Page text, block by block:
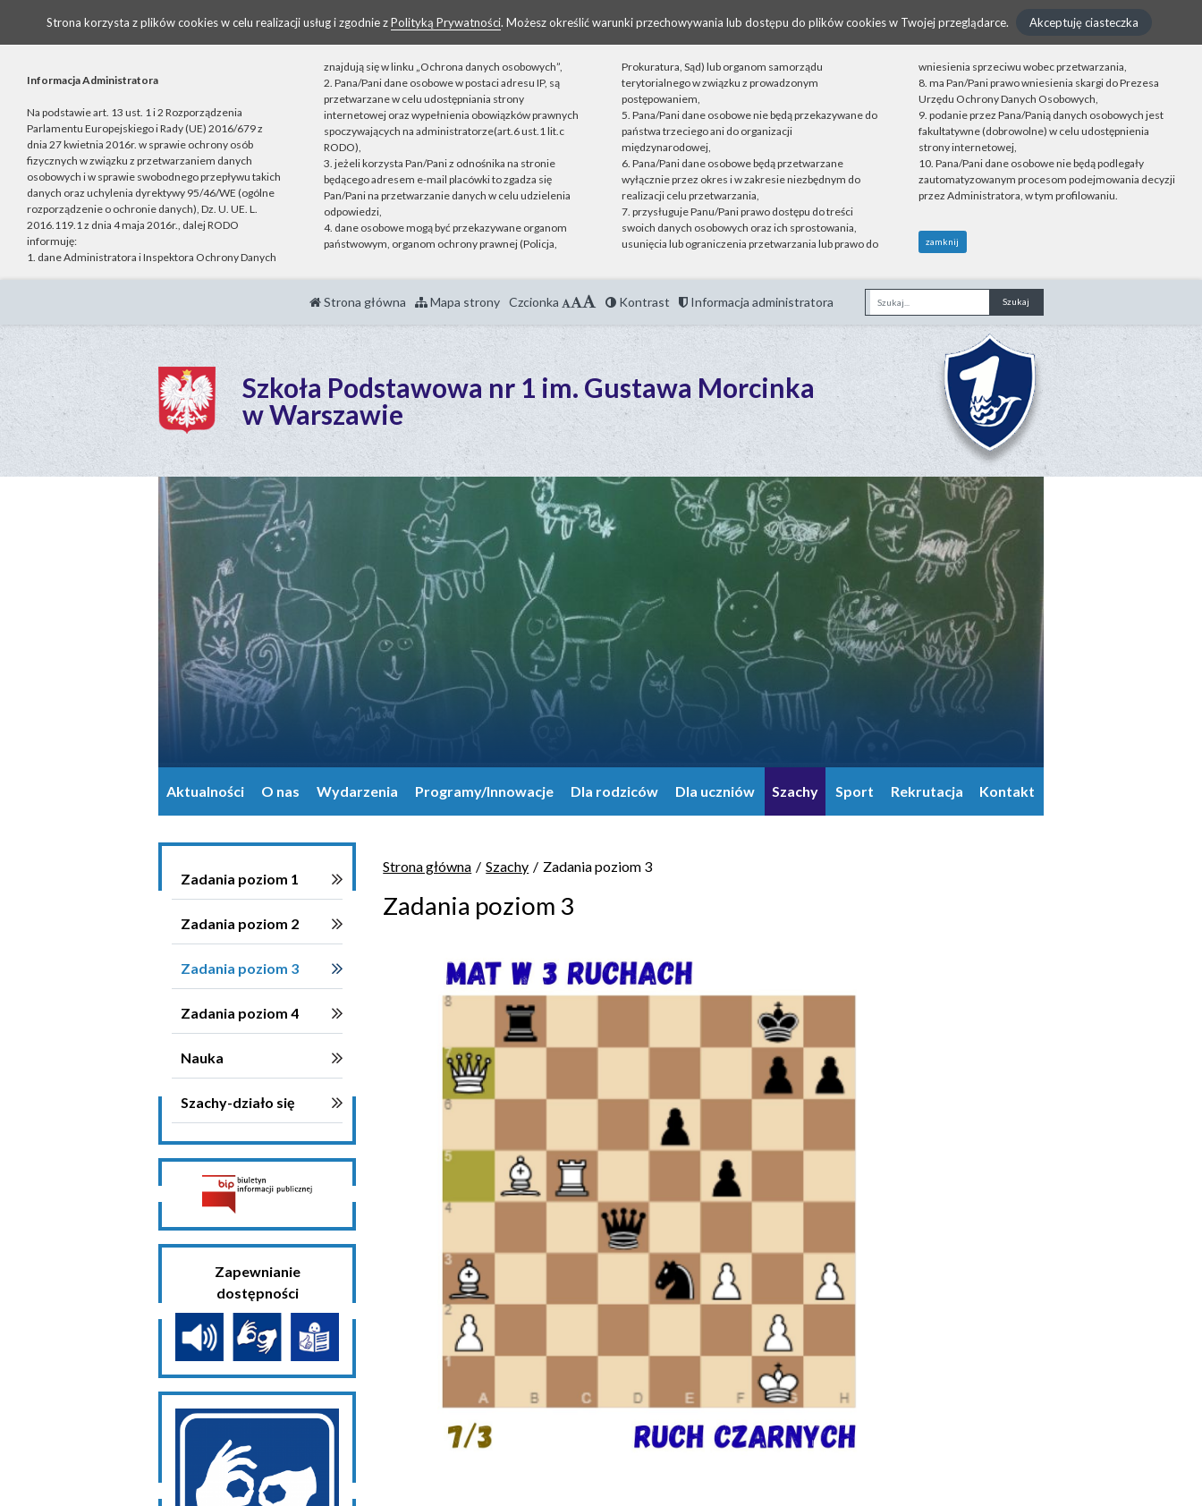
Strona korzysta z plików cookies w celu realizacji usług i zgodnie zPolityką Prywatności. Możesz określić warunki przechowywania lub dostępu do plików cookies w Twojej przeglądarce. Akceptuję ciasteczka
Informacja Administratora
Na podstawie art. 13 ust. 1 i 2 Rozporządzenia
Parlamentu Europejskiego i Rady (UE) 2016/679 z
dnia 27 kwietnia 2016r. w sprawie ochrony osób
fizycznych w związku z przetwarzaniem danych
osobowych i w sprawie swobodnego przepływu takich
danych oraz uchylenia dyrektywy 95/46/WE (ogólne
rozporządzenie o ochronie danych), Dz. U. UE. L.
2016.119.1 z dnia 4 maja 2016r., dalej RODO
informuję:
1. dane Administratora i Inspektora Ochrony Danych
znajdują się w linku „Ochrona danych osobowych”,
2. Pana/Pani dane osobowe w postaci adresu IP, są
przetwarzane w celu udostępniania strony
internetowej oraz wypełnienia obowiązków prawnych
spoczywających na administratorze(art.6 ust.1 lit.c
RODO),
3. jeżeli korzysta Pan/Pani z odnośnika na stronie
będącego adresem e-mail placówki to zgadza się
Pan/Pani na przetwarzanie danych w celu udzielenia
odpowiedzi,
4. dane osobowe mogą być przekazywane organom
państwowym, organom ochrony prawnej (Policja,
Prokuratura, Sąd) lub organom samorządu
terytorialnego w związku z prowadzonym
postępowaniem,
5. Pana/Pani dane osobowe nie będą przekazywane do
państwa trzeciego ani do organizacji
międzynarodowej,
6. Pana/Pani dane osobowe będą przetwarzane
wyłącznie przez okres i w zakresie niezbędnym do
realizacji celu przetwarzania,
7. przysługuje Panu/Pani prawo dostępu do treści
swoich danych osobowych oraz ich sprostowania,
usunięcia lub ograniczenia przetwarzania lub prawo do
wniesienia sprzeciwu wobec przetwarzania,
8. ma Pan/Pani prawo wniesienia skargi do Prezesa
Urzędu Ochrony Danych Osobowych,
9. podanie przez Pana/Panią danych osobowych jest
fakultatywne (dobrowolne) w celu udostępnienia
strony internetowej,
10. Pana/Pani dane osobowe nie będą podlegały
zautomatyzowanym procesom podejmowania decyzji
przez Administratora, w tym profilowaniu.
zamknij
Strona główna Mapa strony Czcionka Kontrast Informacja administratora
Fraza
Szkoła Podstawowa nr 1 im. Gustawa Morcinka
w Warszawie
Aktualności O nas Wydarzenia Programy/Innowacje Dla rodziców Dla uczniów Szachy Sport Rekrutacja Kontakt
Strona główna Szachy Zadania poziom 3
Zadania poziom 3
Zadania poziom 1
Zadania poziom 2
Zadania poziom 3
Zadania poziom 4
Nauka
Szachy-działo się
Zapewnianie
dostępności